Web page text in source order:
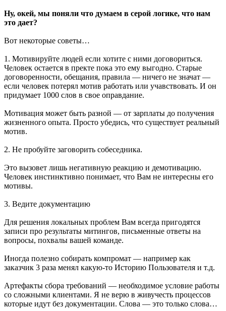
Ну, окей, мы поняли что думаем в серой логике, что нам
это дает?
Вот некоторые советы…
1. Мотивируйте людей если хотите с ними договориться.
Человек остается в пректе пока это ему выгодно. Старые
договоренности, обещания, правила — ничего не значат —
если человек потерял мотив работать или учавствовать. И он
придумает 1000 слов в свое оправдание.
Мотивация может быть разной — от зарплаты до получения
жизненного опыта. Просто убедись, что существует реальный
мотив.
2. Не пробуйте заговорить собеседника.
Это вызовет лишь негативную реакцию и демотивацию.
Человек инстинктивно понимает, что Вам не интересны его
мотивы.
3. Ведите документацию
Для решения локальных проблем Вам всегда пригодятся
записи про результаты митингов, письменные ответы на
вопросы, похвалы вашей команде.
Иногда полезно собирать компромат — например как
заказчик 3 раза менял какую-то Историю Пользователя и т.д.
Артефакты сбора требований — необходимое условие работы
со сложными клиентами. Я не верю в живучесть процессов
которые идут без документации. Слова — это только слова…